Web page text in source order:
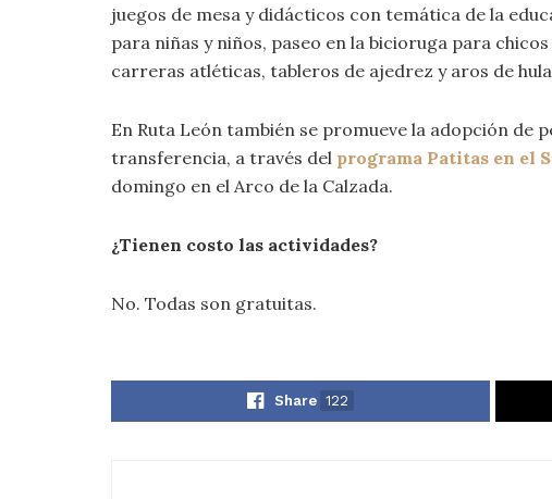
juegos de mesa y didácticos con temática de la
para niñas y niños, paseo en la bicioruga para
carreras atléticas, tableros de ajedrez y aros de
En Ruta León también se promueve la adopción de
transferencia, a través del programa Patitas en el
domingo en el Arco de la Calzada.
¿Tienen costo las actividades?
No. Todas son gratuitas.
Share 122